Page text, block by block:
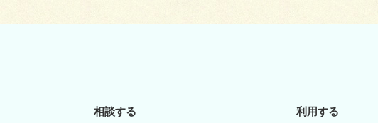
相談する 利用する